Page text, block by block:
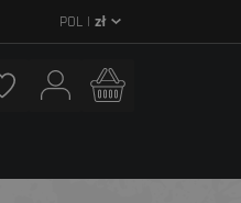
POL | zł